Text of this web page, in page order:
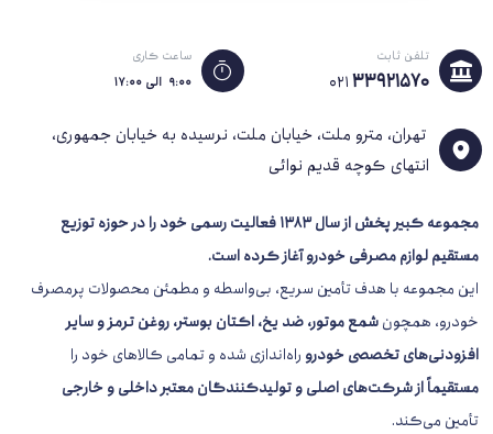
تلفن ثابت
02133921570
ساعت کاری
۹:۰۰ الی ۱۷:۰۰
تهران، مترو ملت، خیابان ملت، نرسیده به خیابان جمهوری،
انتهای کوچه قدیم نوائی
مجموعه کبیر پخش از سال 1383
فعالیت رسمی خود را در حوزه توزیع
مستقیم لوازم مصرفی خودرو آغاز کرده است.
این مجموعه با هدف تأمین سریع، بی‌واسطه و مطمئن محصولات پرمصرف
خودرو، همچونشمع موتور، ضد یخ، اکتان بوستر، روغن ترمز و سایر
افزودنی‌های تخصصی خودرو راه‌اندازی شده و تمامی کالاهای خود را
مستقیماً از شرکت‌های اصلی و تولیدکنندگان معتبر داخلی و خارجی
تأمین می‌کند.